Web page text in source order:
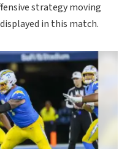
strategy moving
in this match.